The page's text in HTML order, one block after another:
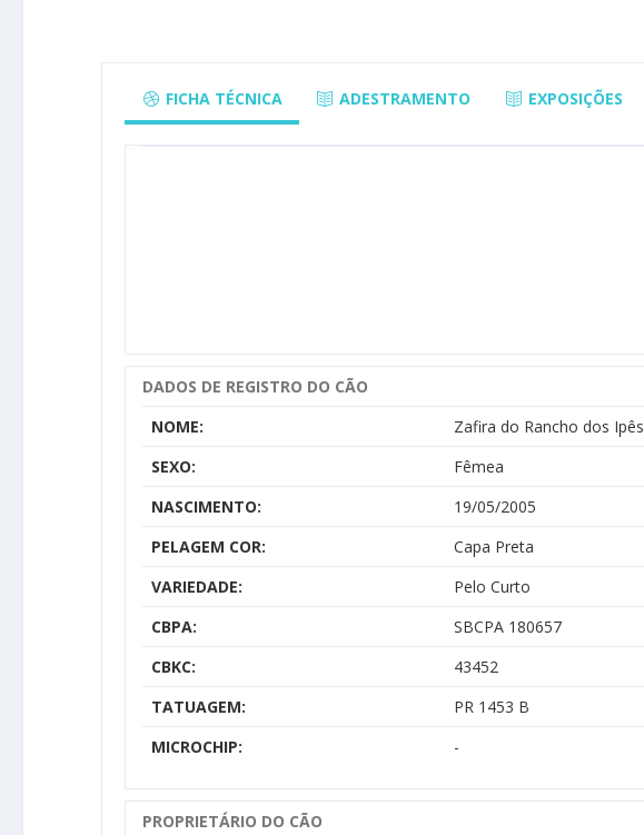
FICHA TÉCNICA ADESTRAMENTO EXPOSIÇÕES
DADOS DE REGISTRO DO CÃO
NOME:
Zafira do Rancho dos Ipês
SEXO:
Fêmea
NASCIMENTO:
19/05/2005
PELAGEM COR:
Capa Preta
VARIEDADE:
Pelo Curto
CBPA:
SBCPA 180657
CBKC:
43452
TATUAGEM:
PR 1453 B
MICROCHIP:
-
PROPRIETÁRIO DO CÃO